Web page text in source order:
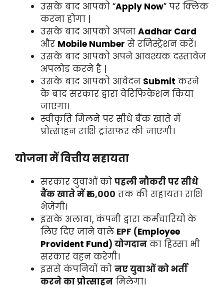
उसके बाद आपको “Apply Now” पर क्लिक
करना होगा |
उसके बाद आपको अपना Aadhar Card
और Mobile Number से रजिस्ट्रेशन करें।
उसके बाद आपको अपने आवश्यक दस्तावेज
अपलोड करने है |
उसके बाद आपको आवेदन Submit करने
के बाद सरकार द्वारा वेरिफिकेशन किया
जाएगा।
स्वीकृति मिलने पर सीधे बैंक खाते में
प्रोत्साहन राशि ट्रांसफर की जाएगी।
योजना में वित्तीय सहायता
सरकार युवाओं को पहली नौकरी पर सीधे
बैंक खाते में ₹15,000 तक की सहायता राशि
भेजेगी।
इसके अलावा, कंपनी द्वारा कर्मचारियों के
लिए दिए जाने वाले EPF (Employee
Provident Fund) योगदान का हिस्सा भी
सरकार वहन करेगी।
इससे कंपनियों को नए युवाओं को भर्ती
करने का प्रोत्साहन मिलेगा।